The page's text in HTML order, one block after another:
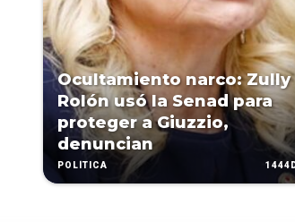
Ocultamiento narco: Zully
Rolón usó la Senad para
proteger a Giuzzio,
denuncian
POLÍTICA